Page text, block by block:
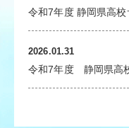
令和7年度 静岡県高
2026.01.31
令和7年度 静岡県高